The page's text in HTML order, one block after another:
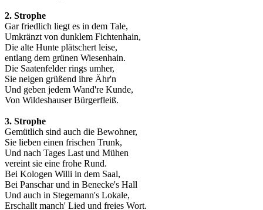
2. Strophe
Gar friedlich liegt es in dem Tale,
Umkränzt von dunklem Fichtenhain,
Die alte Hunte plätschert leise,
entlang dem grünen Wiesenhain.
Die Saatenfelder rings umher,
Sie neigen grüßend ihre Ähr'n
Und geben jedem Wand're Kunde,
Von Wildeshauser Bürgerfleiß.
3. Strophe
Gemütlich sind auch die Bewohner,
Sie lieben einen frischen Trunk,
Und nach Tages Last und Mühen
vereint sie eine frohe Rund.
Bei Kologen Willi in dem Saal,
Bei Panschar und in Benecke's Hall
Und auch in Stegemann's Lokale,
Erschallt manch' Lied und freies Wort.